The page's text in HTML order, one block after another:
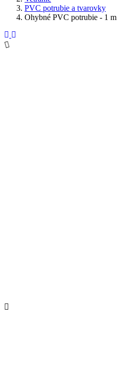
PVC potrubie a tvarovky
Ohybné PVC potrubie - 1 m